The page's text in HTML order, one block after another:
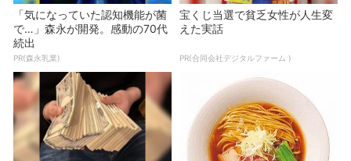
「気になっていた認知機能が菌
で…」森永が開発。感動の70代
続出
PR(森永乳業)
宝くじ当選で貧乏女性が人生変
えた実話
PR(合同会社デジタルファーム )